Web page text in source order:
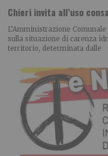
Chieri invita all’uso
L’Amministrazione
sulla situazione di carenza
territorio, determinata dalle